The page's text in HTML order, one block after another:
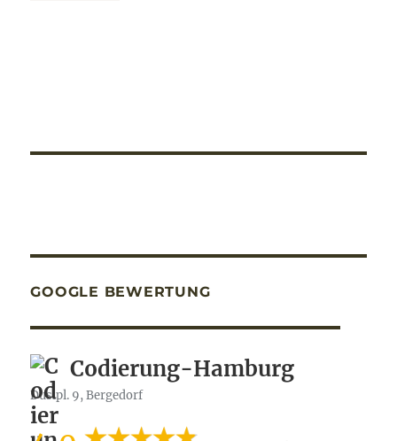
GOOGLE BEWERTUNG
Codierung-Hamburg
Dusipl. 9, Bergedorf